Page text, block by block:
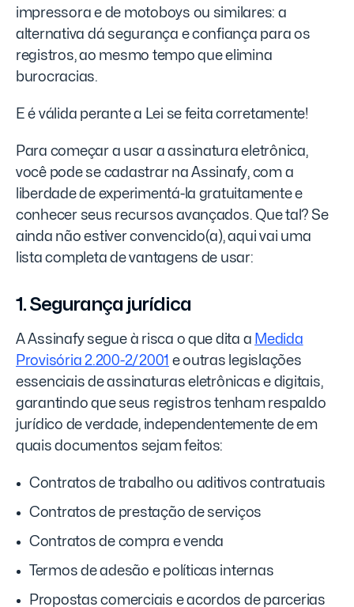
impressora e de motoboys ou similares: a
alternativa dá segurança e confiança para os
registros, ao mesmo tempo que elimina
burocracias.
E é válida perante a Lei se feita corretamente!
Para começar a usar a assinatura eletrônica,
você pode se cadastrar na Assinafy, com a
liberdade de experimentá-la gratuitamente e
conhecer seus recursos avançados. Que tal? Se
ainda não estiver convencido(a), aqui vai uma
lista completa de vantagens de usar:
1. Segurança jurídica
A Assinafy segue à risca o que dita a Medida
Provisória 2.200-2/2001 e outras legislações
essenciais de assinaturas eletrônicas e digitais,
garantindo que seus registros tenham respaldo
jurídico de verdade, independentemente de em
quais documentos sejam feitos:
Contratos de trabalho ou aditivos contratuais
Contratos de prestação de serviços
Contratos de compra e venda
Termos de adesão e políticas internas
Propostas comerciais e acordos de parcerias